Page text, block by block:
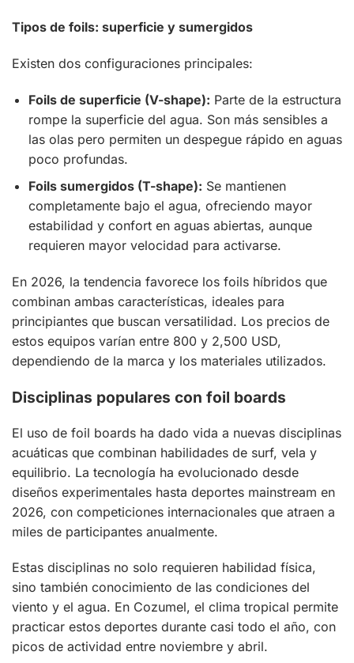
Tipos de foils: superficie y sumergidos
Existen dos configuraciones principales:
Foils de superficie (V-shape): Parte de la estructura
rompe la superficie del agua. Son más sensibles a
las olas pero permiten un despegue rápido en aguas
poco profundas.
Foils sumergidos (T-shape): Se mantienen
completamente bajo el agua, ofreciendo mayor
estabilidad y confort en aguas abiertas, aunque
requieren mayor velocidad para activarse.
En 2026, la tendencia favorece los foils híbridos que
combinan ambas características, ideales para
principiantes que buscan versatilidad. Los precios de
estos equipos varían entre 800 y 2,500 USD,
dependiendo de la marca y los materiales utilizados.
Disciplinas populares con foil boards
El uso de foil boards ha dado vida a nuevas disciplinas
acuáticas que combinan habilidades de surf, vela y
equilibrio. La tecnología ha evolucionado desde
diseños experimentales hasta deportes mainstream en
2026, con competiciones internacionales que atraen a
miles de participantes anualmente.
Estas disciplinas no solo requieren habilidad física,
sino también conocimiento de las condiciones del
viento y el agua. En Cozumel, el clima tropical permite
practicar estos deportes durante casi todo el año, con
picos de actividad entre noviembre y abril.